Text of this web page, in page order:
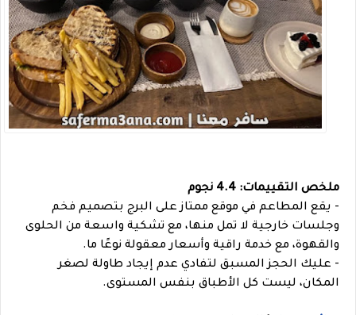
ملخص التقييمات: 4.4 نجوم
- يقع المطاعم في موقع ممتاز على البرج بتصميم فخم
وجلسات خارجية لا تمل منها، مع تشكية واسعة من الحلوى
والقهوة، مع خدمة راقية وأسعار معقولة نوعًا ما.
- عليك الحجز المسبق لتفادي عدم إيجاد طاولة لصغر
المكان، ليست كل الأطباق بنفس المستوى.